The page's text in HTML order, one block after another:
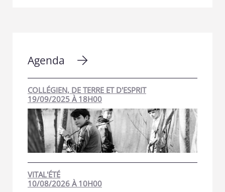
Agenda
COLLÉGIEN, DE TERRE ET D'ESPRIT
19/09/2025 À 18H00
VITAL'ÉTÉ
10/08/2026 À 10H00